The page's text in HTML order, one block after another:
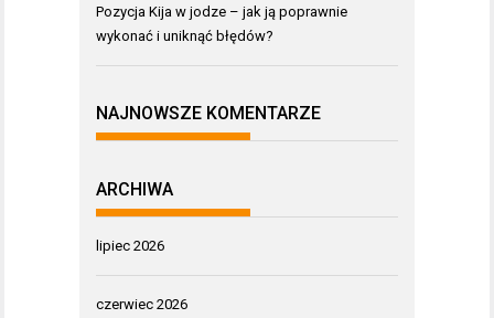
Pozycja Kija w jodze – jak ją poprawnie
wykonać i uniknąć błędów?
NAJNOWSZE KOMENTARZE
ARCHIWA
lipiec 2026
czerwiec 2026